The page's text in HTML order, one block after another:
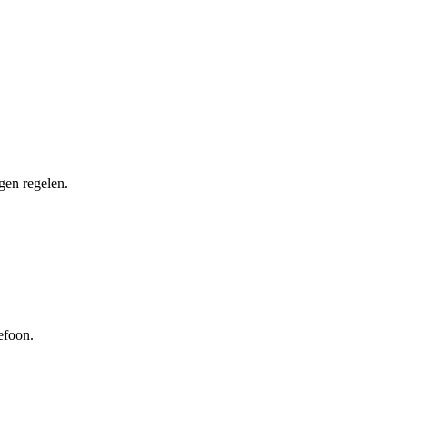
regelen.